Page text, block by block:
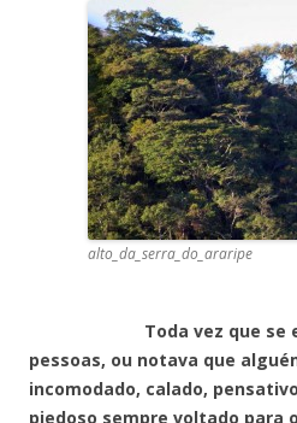
alto_da_serra_do_araripe
Toda vez que se
pessoas, ou notava que
incomodado, calado,
piedoso sempre voltado para